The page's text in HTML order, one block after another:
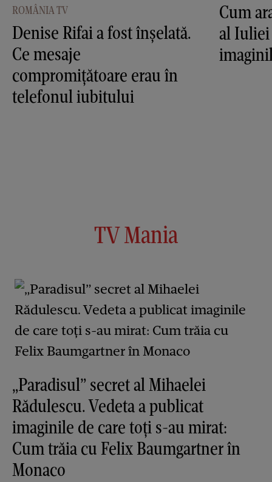
ROMÂNIA TV
Denise Rifai a fost înşelată.
Ce mesaje
compromiţătoare erau în
telefonul iubitului
Cum
al Iuliei
TV Mania
„Paradisul” secret al Mihaelei
Rădulescu. Vedeta a publicat
imaginile de care toți s-au mirat:
Cum trăia cu Felix Baumgartner în
Monaco